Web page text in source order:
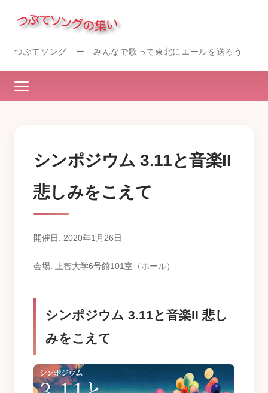
つぶてソング ー みんなで歌って東北にエールを送ろう
シンポジウム 3.11と音楽II
悲しみをこえて
開催日: 2020年1月26日
会場: 上智大学6号館101室（ホール）
シンポジウム 3.11と音楽II 悲し
みをこえて